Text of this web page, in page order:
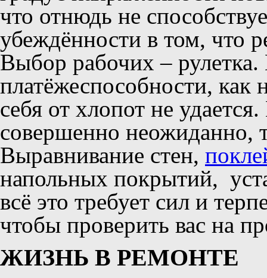
что отнюдь не
убеждённости в том, что
Выбор рабочих –
платёжеспособности, как
себя от хлопот не
совершенно неожиданно,
Выравнивание стен,
напольных покрытий,
всё это требует сил и
чтобы проверить вас на
ЖИЗНЬ В РЕМОНТЕ